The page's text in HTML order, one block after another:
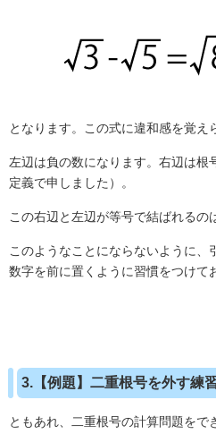
となります。この式に違和感を覚え
左辺は負の数になります。右辺は根
定義で申しました）。
この右辺と左辺が等号で結ばれるの
このようなことにならないように、
数字を前に置くように習慣をつけて
3.【例題】二重根号を外す練
ともあれ、二重根号の計算問題をで